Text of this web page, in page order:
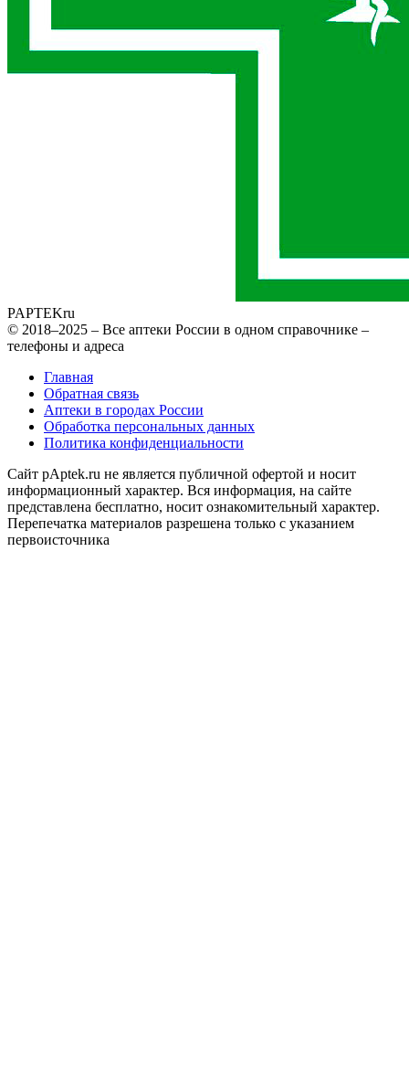
PAPTEKru
© 2018–2025 – Все аптеки России в одном справочнике –
телефоны и адреса
Главная
Обратная связь
Аптеки в городах России
Обработка персональных данных
Политика конфиденциальности
Сайт pAptek.ru не является публичной офертой и носит
информационный характер. Вся информация, на сайте
представлена бесплатно, носит ознакомительный характер.
Перепечатка материалов разрешена только с указанием
первоисточника